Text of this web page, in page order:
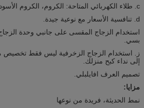
c. طلاء الكهربائي المتاحة: الكروم، الكروم الأسود، والنيكل الساتان
d. تنافسية الأسعار مع نوعية جيدة.
استخدام الزجاج المقسى على جانبي وحدة
بسي.
ز. استخدام الزجاج الزخرفية ليس فقط تخصيص
إلى نداء كبح منزلك.
تصميم العرف افايلبلي.
مزايا:
نمط الحديثة، فريدة من نوعها